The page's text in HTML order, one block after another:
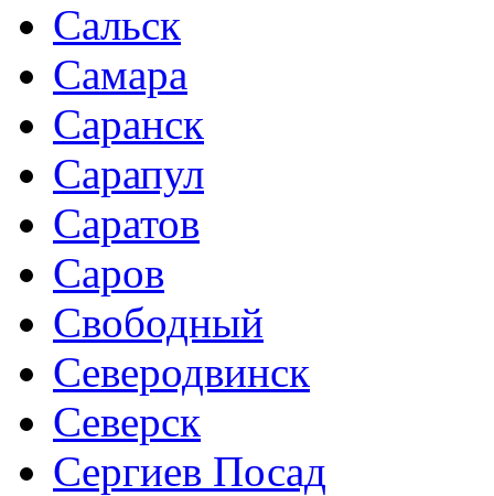
Сальск
Самара
Саранск
Сарапул
Саратов
Саров
Свободный
Северодвинск
Северск
Сергиев Посад